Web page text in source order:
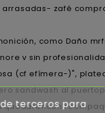
zafé
como Daño
v sin
(cf efímera-)",
sandwash al
terceros para